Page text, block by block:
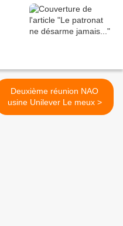
Deuxième réunion NAO
usine Unilever Le meux >